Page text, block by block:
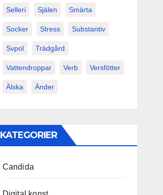
Selleri Själen Smärta
Socker Stress Substantiv
Svpol Trädgård
Vattendroppar Verb Versfötter
Älska Änder
KATEGORIER
Candida